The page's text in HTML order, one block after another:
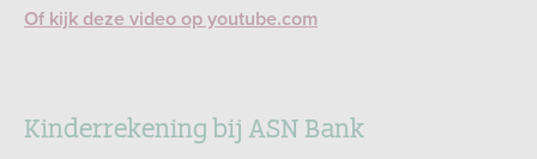
Of kijk deze video op youtube.com
Kinderrekening bij ASN Bank